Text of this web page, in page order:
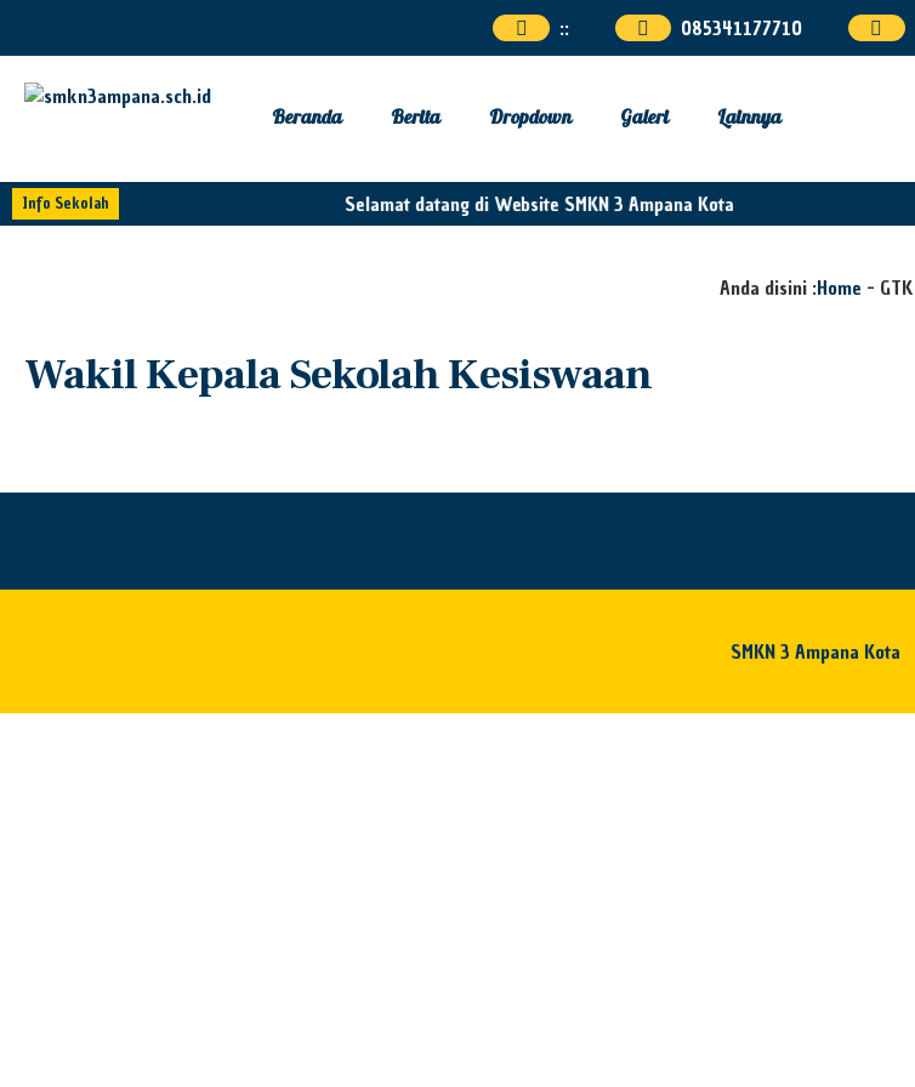
:: 085341177710
Beranda Berita Dropdown Galeri Lainnya
Info Sekolah Selamat datang di Website SMKN 3 Ampana Kota
Anda disini :Home - GTK
Wakil Kepala Sekolah Kesiswaan
Arman Puasa,S.Pd
Wakil Kepala Sekolah Kesiswaan
SMKN 3 Ampana Kota